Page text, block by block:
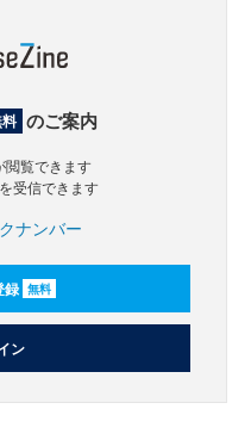
のご案内
閲覧できます
受信できます
ナンバー
録 無料
ン